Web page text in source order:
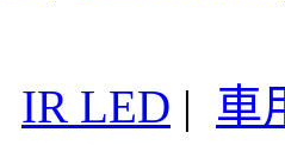
IR LED | 車